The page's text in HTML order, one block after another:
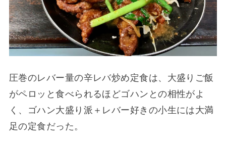
圧巻のレバー量の辛レバ炒め定食は、大盛りご飯
がペロッと食べられるほどゴハンとの相性がよ
く、ゴハン大盛り派＋レバー好きの小生には大満
足の定食だった。